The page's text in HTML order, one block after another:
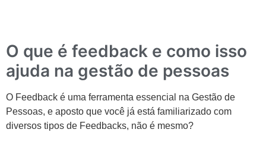
O que é feedback e como isso
ajuda na gestão de pessoas
O Feedback é uma ferramenta essencial na Gestão de
Pessoas, e aposto que você já está familiarizado com
diversos tipos de Feedbacks, não é mesmo?